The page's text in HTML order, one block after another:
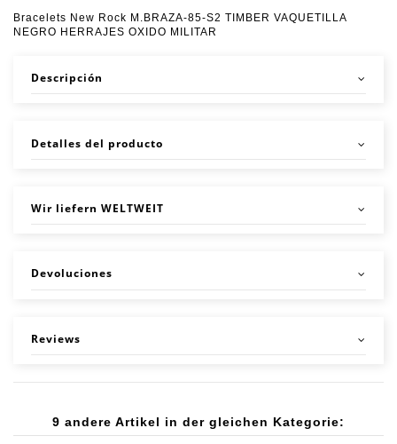
Bracelets New Rock M.BRAZA-85-S2 TIMBER VAQUETILLA
NEGRO HERRAJES OXIDO MILITAR
Descripción
Detalles del producto
Wir liefern WELTWEIT
Devoluciones
Reviews
9 andere Artikel in der gleichen Kategorie: